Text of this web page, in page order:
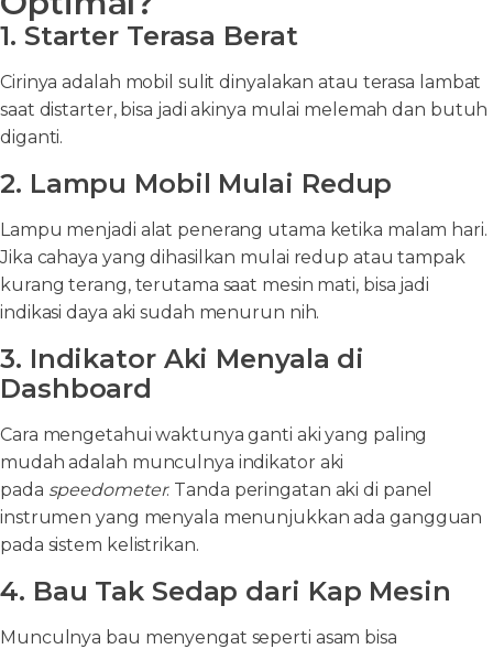
1. Starter Terasa Berat
Cirinya adalah mobil sulit dinyalakan atau terasa lambat
saat distarter, bisa jadi akinya mulai melemah dan butuh
diganti.
2. Lampu Mobil Mulai Redup
Lampu menjadi alat penerang utama ketika malam hari.
Jika cahaya yang dihasilkan mulai redup atau tampak
kurang terang, terutama saat mesin mati, bisa jadi
indikasi daya aki sudah menurun nih.
3. Indikator Aki Menyala di
Dashboard
Cara mengetahui waktunya ganti aki yang paling
mudah adalah munculnya indikator aki
pada speedometer. Tanda peringatan aki di panel
instrumen yang menyala menunjukkan ada gangguan
pada sistem kelistrikan.
4. Bau Tak Sedap dari Kap Mesin
Munculnya bau menyengat seperti asam bisa